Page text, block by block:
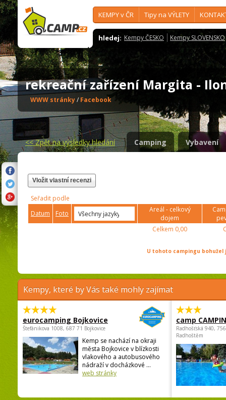
KEMPY v ČR Tipy na VÝLETY
hledej: Kempy ČESKO Kempy SLOVENSKO
rekreační zařízení Margita -
WWW stránky/ Facebook
<<Zpět na výsledky hledání Camping Vybavení
Vložit vlastní recenzi
Seřadit podle
Datum
Foto
Areál - celkový
dojem
Celkem 0,00
U tohoto campingu
Kempy, které by Vás také mohly zajímat
eurocamping Bojkovice
Štefánikova 1008, 687 71 Bojkovice
Kemp se nachází na okraji
města Bojkovice v blízkosti
vlakového a autobusového
nádraží v docházkové ...
web stránky
camp
Radhošťská 940,
Radhoštěm